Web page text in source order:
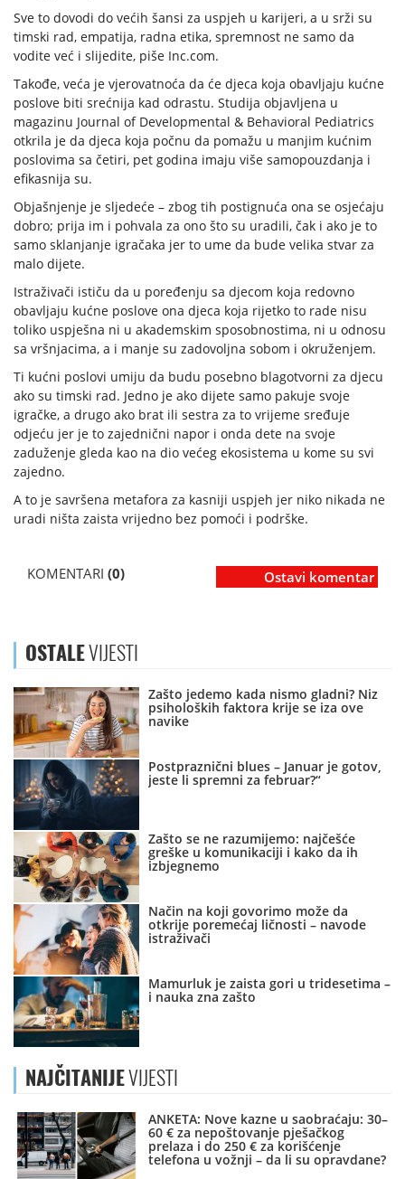
Sve to dovodi do većih šansi za uspjeh u karijeri, a u srži su
timski rad, empatija, radna etika, spremnost ne samo da
vodite već i slijedite, piše Inc.com.
Takođe, veća je vjerovatnoća da će djeca koja obavljaju kućne
poslove biti srećnija kad odrastu. Studija objavljena u
magazinu Journal of Developmental & Behavioral Pediatrics
otkrila je da djeca koja počnu da pomažu u manjim kućnim
poslovima sa četiri, pet godina imaju više samopouzdanja i
efikasnija su.
Objašnjenje je sljedeće – zbog tih postignuća ona se osjećaju
dobro; prija im i pohvala za ono što su uradili, čak i ako je to
samo sklanjanje igračaka jer to ume da bude velika stvar za
malo dijete.
Istraživači ističu da u poređenju sa djecom koja redovno
obavljaju kućne poslove ona djeca koja rijetko to rade nisu
toliko uspješna ni u akademskim sposobnostima, ni u odnosu
sa vršnjacima, a i manje su zadovoljna sobom i okruženjem.
Ti kućni poslovi umiju da budu posebno blagotvorni za djecu
ako su timski rad. Jedno je ako dijete samo pakuje svoje
igračke, a drugo ako brat ili sestra za to vrijeme sređuje
odjeću jer je to zajednični napor i onda dete na svoje
zaduženje gleda kao na dio većeg ekosistema u kome su svi
zajedno.
A to je savršena metafora za kasniji uspjeh jer niko nikada ne
uradi ništa zaista vrijedno bez pomoći i podrške.
KOMENTARI (0) Ostavi komentar
OSTALEVIJESTI
Zašto jedemo kada nismo gladni? Niz
psiholoških faktora krije se iza ove
navike
Postpraznični blues – Januar je gotov,
jeste li spremni za februar?“
Zašto se ne razumijemo: najčešće
greške u komunikaciji i kako da ih
izbjegnemo
Način na koji govorimo može da
otkrije poremećaj ličnosti – navode
istraživači
Mamurluk je zaista gori u tridesetima –
i nauka zna zašto
NAJČITANIJEVIJESTI
ANKETA: Nove kazne u saobraćaju: 30–
60 € za nepoštovanje pješačkog
prelaza i do 250 € za korišćenje
telefona u vožnji – da li su opravdane?